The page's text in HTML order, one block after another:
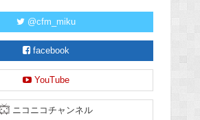
@cfm_miku
facebook
YouTube
ニコニコチャンネル